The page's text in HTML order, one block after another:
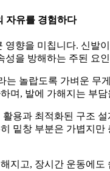
자유를 경험하다
영향을 미칩니다. 신발
성을 방해하는 주된 요
는 놀랍도록 가벼운
며, 발에 가해지는 부
용과 최적화된 구조
밑창 부분은 가볍지
지고, 장시간 운동에